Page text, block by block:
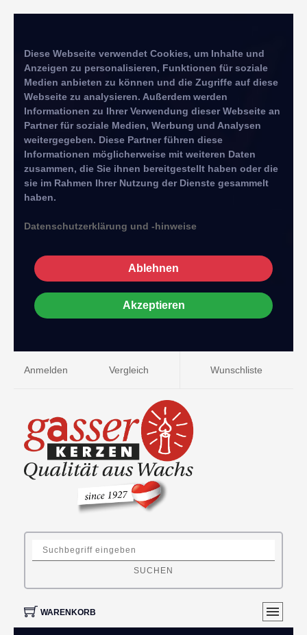
Diese Webseite verwendet Cookies, um Inhalte und
Anzeigen zu personalisieren, Funktionen für soziale
Medien anbieten zu können und die Zugriffe auf diese
Webseite zu analysieren. Außerdem werden
Informationen zu Ihrer Verwendung dieser Webseite an
Partner für soziale Medien, Werbung und Analysen
weitergegeben. Diese Partner führen diese
Informationen möglicherweise mit weiteren Daten
zusammen, die Sie ihnen bereitgestellt haben oder die
sie im Rahmen Ihrer Nutzung der Dienste gesammelt
haben.
Datenschutzerklärung und -hinweise
Ablehnen
Akzeptieren
Anmelden Vergleich Wunschliste
SUCHEN
WARENKORB